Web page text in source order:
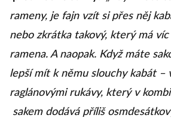
rameny, je fajn vzít si přes něj
nebo zkrátka takový, který má
ramena. A naopak. Když máte
lepší mít k němu slouchy kabát –
raglánovými rukávy, který v
sakem dodává příliš